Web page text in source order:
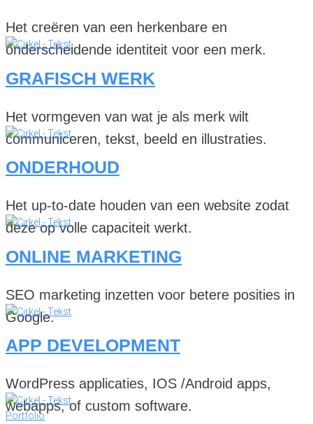
Het creëren van een herkenbare en
onderscheidende identiteit voor een merk.
GRAFISCH WERK
Het vormgeven van wat je als merk wilt
communiceren, tekst, beeld en illustraties.
ONDERHOUD
Het up-to-date houden van een website zodat
deze op volle capaciteit werkt.
ONLINE MARKETING
SEO marketing inzetten voor betere posities in
Google.
APP DEVELOPMENT
WordPress applicaties, IOS /Android apps,
webapps, of custom software.
Portfolio